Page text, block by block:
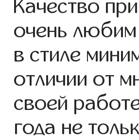
Качество
очень
в стиле
отличии от
своей
года не